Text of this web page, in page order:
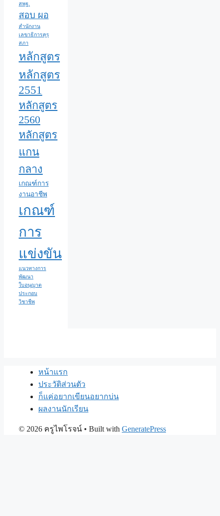
สพฐ.
สอบ ผอ
สำนักงาน
เลขาธิการคุรุ
สภา
หลักสูตร
หลักสูตร
2551
หลักสูตร
2560
หลักสูตร
แกน
กลาง
เกณฑ์การ
งานอาชีพ
เกณฑ์
การ
แข่งขัน
แนวทางการ
พัฒนา
ใบอนุญาต
ประกอบ
วิชาชีพ
หน้าแรก
ประวัติส่วนตัว
ก็แค่อยากเขียนอยากบ่น
ผลงานนักเรียน
© 2026 ครูไพโรจน์ • Built with GeneratePress